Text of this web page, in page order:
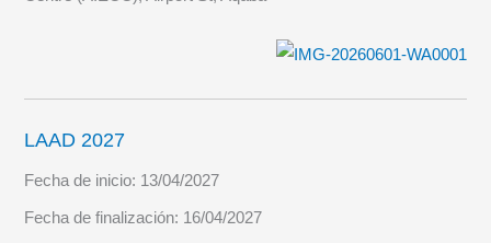
LAAD 2027
Fecha de inicio: 13/04/2027
Fecha de finalización: 16/04/2027